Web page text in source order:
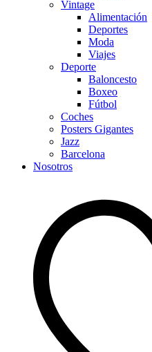
Vintage
Alimentación
Deportes
Moda
Viajes
Deporte
Baloncesto
Boxeo
Fútbol
Coches
Posters Gigantes
Jazz
Barcelona
Nosotros